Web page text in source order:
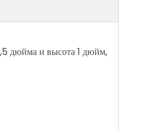
дюйма и высота 1 дюйм,